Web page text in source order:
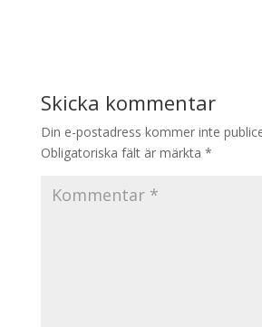
Skicka kommentar
Din e-postadress kommer inte
Obligatoriska fält är märkta *